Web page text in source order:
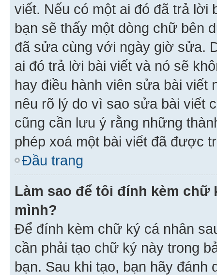
viết. Nếu có một ai đó đã trả lời
bạn sẽ thấy một dòng chữ bên
đã sửa cùng với ngày giờ sửa.
ai đó trả lời bài viết và nó sẽ
hay điều hành viên sửa bài viết
nêu rõ lý do vì sao sửa bài viết
cũng cần lưu ý rằng những
phép xoá một bài viết đã được
Đầu trang
Làm sao để tôi đính kèm chữ
mình?
Để đính kèm chữ ký cá nhân
cần phải tạo chữ ký này trong
bạn. Sau khi tạo, bạn hãy